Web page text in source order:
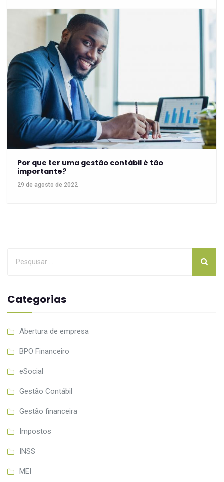
Por que ter uma gestão contábil é tão
importante?
29 de agosto de 2022
Categorias
Abertura de empresa
BPO Financeiro
eSocial
Gestão Contábil
Gestão financeira
Impostos
INSS
MEI